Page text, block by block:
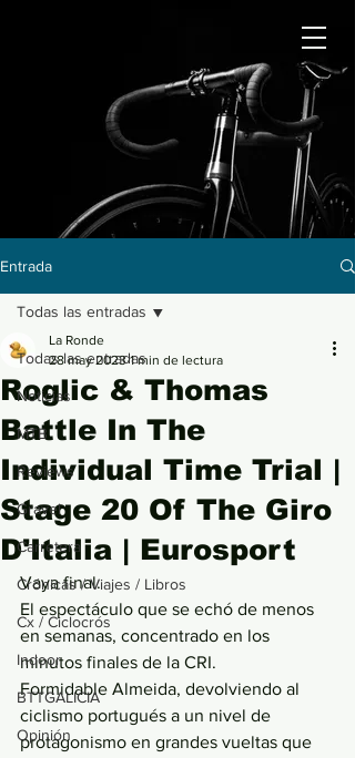
Entrada
Todas las entradas
Noticias
MTB
Reviews
Gravel
Carretera
Crónicas / Viajes / Libros
Cx / Ciclocrós
Indoor
BTTGALICIA
Opinión
Todas las entradas
Roglic & Thomas
Battle In The
Individual Time Trial |
Stage 20 Of The Giro
D'Italia | Eurosport
La Ronde
28 may 2023 1 min de lectura
Vaya final.
El espectáculo que se echó de menos
en semanas, concentrado en los
minutos finales de la CRI.
Formidable Almeida, devolviendo al
ciclismo portugués a un nivel de
protagonismo en grandes vueltas que